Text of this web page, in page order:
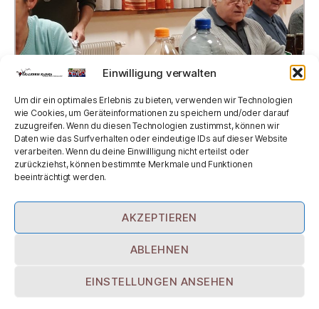
Einwilligung verwalten
Um dir ein optimales Erlebnis zu bieten, verwenden wir Technologien
wie Cookies, um Geräteinformationen zu speichern und/oder darauf
zuzugreifen. Wenn du diesen Technologien zustimmst, können wir
Daten wie das Surfverhalten oder eindeutige IDs auf dieser Website
verarbeiten. Wenn du deine Einwillligung nicht erteilst oder
zurückziehst, können bestimmte Merkmale und Funktionen
beeinträchtigt werden.
AKZEPTIEREN
ABLEHNEN
EINSTELLUNGEN ANSEHEN
Schlagwörter
Vokalkreis Karnia
Impressum